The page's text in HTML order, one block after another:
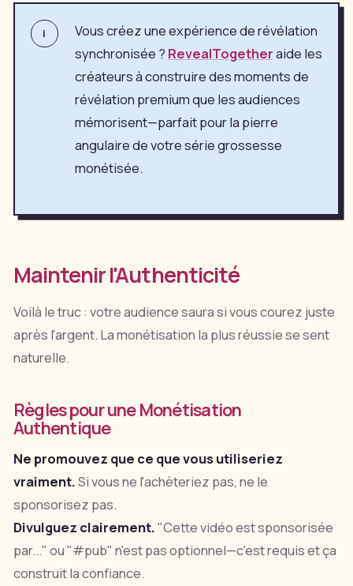
i
Vous créez une expérience de révélation
synchronisée ? RevealTogetheraide les
créateurs à construire des moments de
révélation premium que les audiences
mémorisent—parfait pour la pierre
angulaire de votre série grossesse
monétisée.
Maintenir l'Authenticité
Voilà le truc : votre audience saura si vous courez juste
après l'argent. La monétisation la plus réussie se sent
naturelle.
Règles pour une Monétisation
Authentique
Ne promouvez que ce que vous utiliseriez
vraiment.Si vous ne l'achèteriez pas, ne le
sponsorisez pas.
Divulguez clairement."Cette vidéo est sponsorisée
par..." ou "#pub" n'est pas optionnel—c'est requis et ça
construit la confiance.